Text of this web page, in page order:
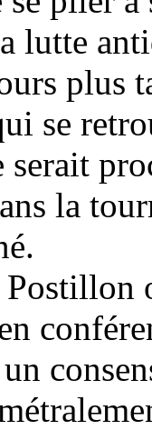
lutte
plus
se
la